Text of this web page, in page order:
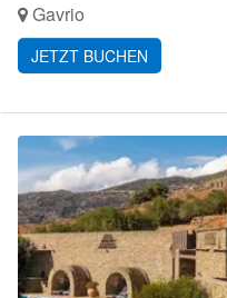
Gavrio
JETZT BUCHEN